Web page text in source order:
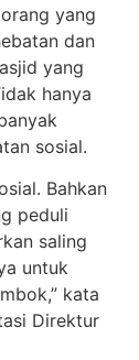
yang
dan
yang
hanya
sosial.
Bahkan
peduli
saling
untuk
kata
Direktur